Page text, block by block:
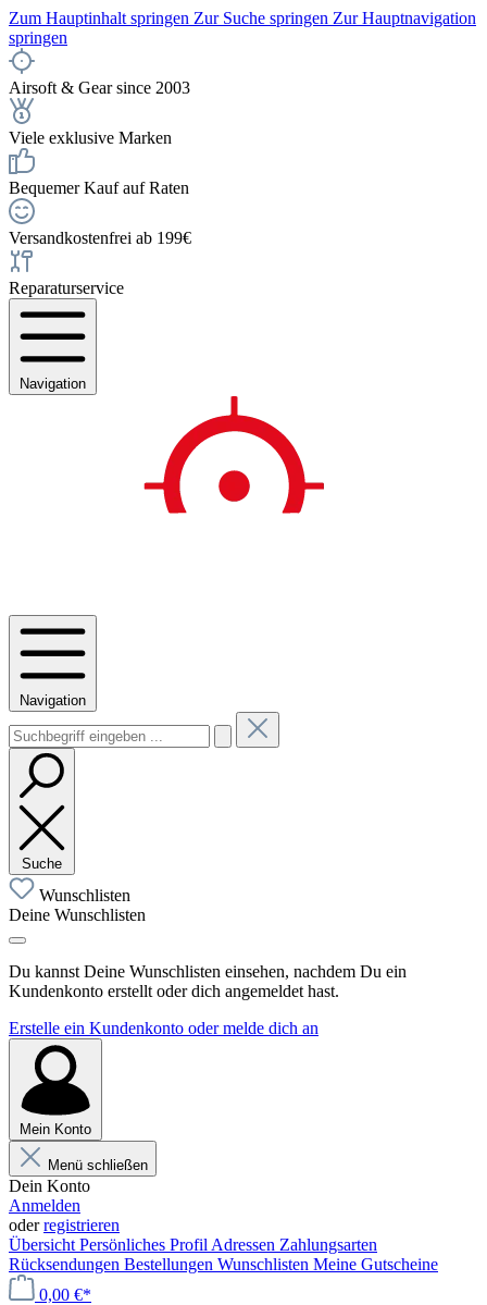
Zum Hauptinhalt springen Zur Suche springen Zur Hauptnavigation
springen
Airsoft & Gear since 2003
Viele exklusive Marken
Bequemer Kauf auf Raten
Versandkostenfrei ab 199€
Reparaturservice
Navigation
Navigation
Suche
Wunschlisten
Deine Wunschlisten
Du kannst Deine Wunschlisten einsehen, nachdem Du ein
Kundenkonto erstellt oder dich angemeldet hast.
Erstelle ein Kundenkonto oder melde dich an
Mein Konto
Menü schließen
Dein Konto
Anmelden
oderregistrieren
Übersicht Persönliches Profil Adressen Zahlungsarten
Rücksendungen Bestellungen Wunschlisten Meine Gutscheine
0,00 €*